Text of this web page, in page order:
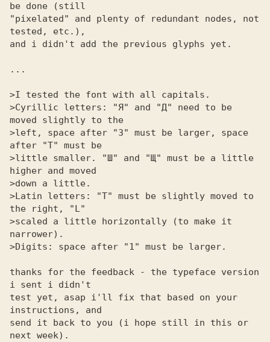
be done (still
"pixelated" and plenty of redundant nodes, not
tested, etc.),
and i didn't add the previous glyphs yet.
...
>I tested the font with all capitals.
>Cyrillic letters: "Я" and "Д" need to be
moved slightly to the
>left, space after "З" must be larger, space
after "Т" must be
>little smaller. "Ш" and "Щ" must be a little
higher and moved
>down a little.
>Latin letters: "T" must be slightly moved to
the right, "L"
>scaled a little horizontally (to make it
narrower).
>Digits: space after "1" must be larger.
thanks for the feedback - the typeface version
i sent i didn't
test yet, asap i'll fix that based on your
instructions, and
send it back to you (i hope still in this or
next week).